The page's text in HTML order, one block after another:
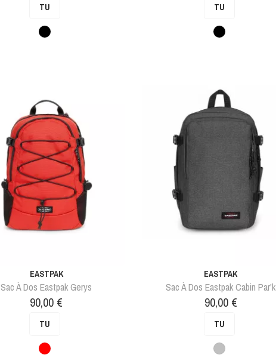
TU
Noir
TU
Noir
EASTPAK
Sac À Dos Eastpak Gerys
Prix
90,00 €
TU
Tomate
EASTPAK
Sac À Dos Eastpak Cabin Par'k
Prix
90,00 €
TU
Gris